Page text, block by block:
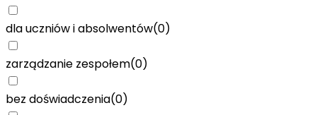
dla uczniów i absolwentów(0)
zarządzanie zespołem(0)
bez doświadczenia(0)